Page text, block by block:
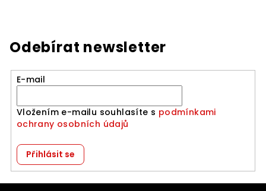
Odebírat newsletter
E-mail
Vložením e-mailu souhlasíte s podmínkami
ochrany osobních údajů
Přihlásit se